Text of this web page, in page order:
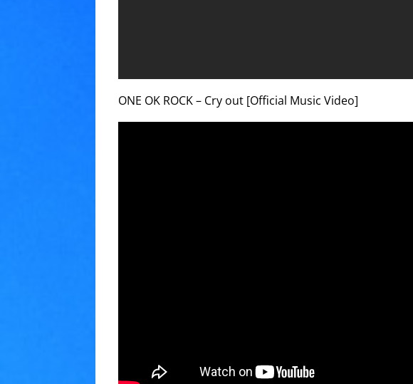
ONE OK ROCK – Cry out [Official Music Video]